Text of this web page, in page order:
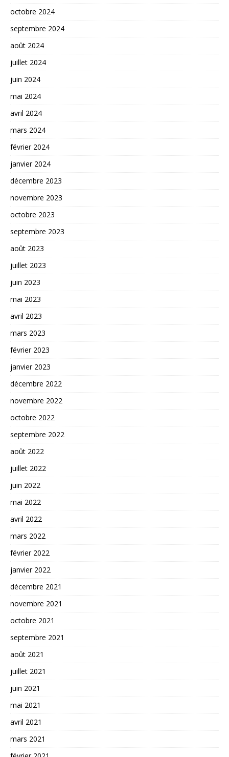
octobre 2024
septembre 2024
août 2024
juillet 2024
juin 2024
mai 2024
avril 2024
mars 2024
février 2024
janvier 2024
décembre 2023
novembre 2023
octobre 2023
septembre 2023
août 2023
juillet 2023
juin 2023
mai 2023
avril 2023
mars 2023
février 2023
janvier 2023
décembre 2022
novembre 2022
octobre 2022
septembre 2022
août 2022
juillet 2022
juin 2022
mai 2022
avril 2022
mars 2022
février 2022
janvier 2022
décembre 2021
novembre 2021
octobre 2021
septembre 2021
août 2021
juillet 2021
juin 2021
mai 2021
avril 2021
mars 2021